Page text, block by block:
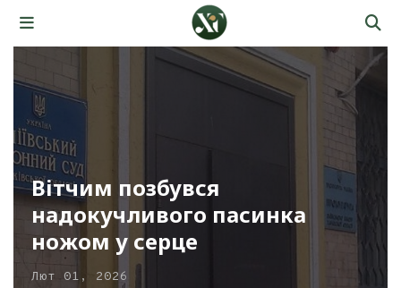
Вітчим позбувся
надокучливого пасинка
ножом у серце
Лют 01, 2026